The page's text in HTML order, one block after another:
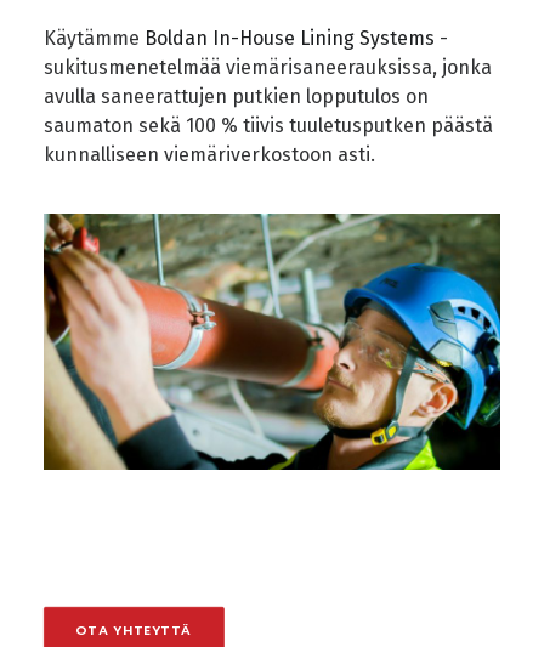
Käytämme Boldan In-House Lining Systems -
sukitusmenetelmää viemärisaneerauksissa, jonka
avulla saneerattujen putkien lopputulos on
saumaton sekä 100 % tiivis tuuletusputken päästä
kunnalliseen viemäriverkostoon asti.
OTA YHTEYTTÄ